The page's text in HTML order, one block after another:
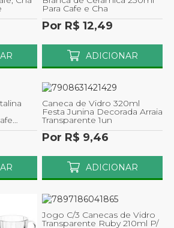
Para Cafe e Cha
Por R$ 12,49
ADICIONAR
Caneca de Vidro 320ml
Festa Junina Decorada Arraia
Transparente 1un
Por R$ 9,46
ADICIONAR
Jogo C/3 Canecas de Vidro
Transparente Ruby 210ml P/